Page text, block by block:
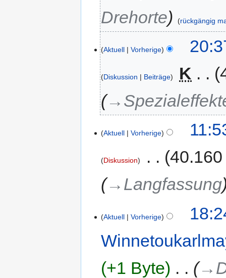
Drehorte
rückgängig
Aktuell Vorherige
Diskussion Beiträge K
Aktuell Vorherige
Diskussion
→‎Langfassung
Aktuell Vorherige
+1 Byte